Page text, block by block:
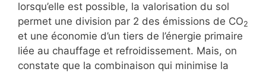
lorsqu’elle est possible, la valorisation du sol
permet une division par 2 des émissions de CO2
et une économie d’un tiers de l’énergie primaire
liée au chauffage et refroidissement. Mais, on
constate que la combinaison qui minimise la